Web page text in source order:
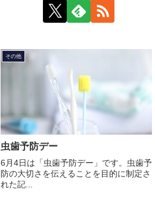
その他
虫歯予防デー
6月4日は「虫歯予防デー」です。虫歯予
防の大切さを伝えることを目的に制定さ
れた記...